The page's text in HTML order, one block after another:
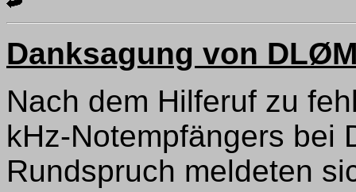
Danksagung von
Nach dem Hilferuf zu
kHz-Notempfängers bei
Rundspruch meldeten